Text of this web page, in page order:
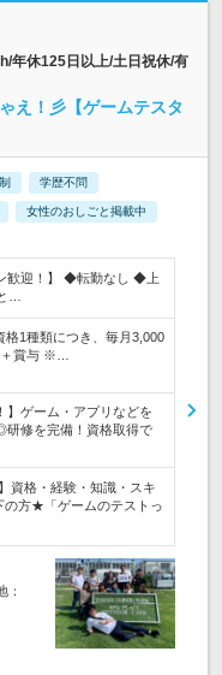
年休125日以上/土日祝休/有
え！彡【ゲームテスタ
学歴不問
女性のおしごと掲載中
歓迎！】 ◆転勤なし ◆上
…
格1種類につき、毎月3,000
＋賞与 ※…
】ゲーム・アプリなどを
修を完備！資格取得で
資格・経験・知識・スキ
の方★「ゲームのテストっ
：